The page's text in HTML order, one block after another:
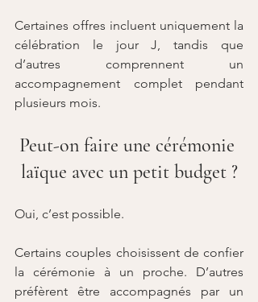
Certaines offres incluent uniquement la
célébration le jour J, tandis que
d’autres comprennent un
accompagnement complet pendant
plusieurs mois.
Peut-on faire une cérémonie
laïque avec un petit budget ?
Oui, c’est possible.
Certains couples choisissent de confier
la cérémonie à un proche. D’autres
préfèrent être accompagnés par un